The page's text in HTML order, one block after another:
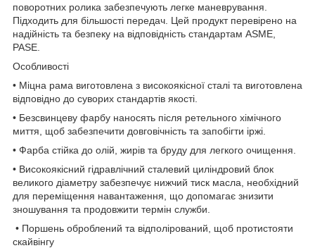
поворотних ролика забезпечують легке маневрування.
Підходить для більшості передач. Цей продукт перевірено на
надійність та безпеку на відповідність стандартам ASME,
PASE.
Особливості
• Міцна рама виготовлена ​​з високоякісної сталі та виготовлена
​​відповідно до суворих стандартів якості.
• Безсвинцеву фарбу наносять після ретельного хімічного
миття, щоб забезпечити довговічність та запобігти іржі.
• Фарба стійка до олій, жирів та бруду для легкого очищення.
• Високоякісний гідравлічний сталевий циліндровий блок
великого діаметру забезпечує нижчий тиск масла, необхідний
для переміщення навантаження, що допомагає знизити
зношування та продовжити термін служби.
• Поршень оброблений та відполірований, щоб протистояти
скайвінгу